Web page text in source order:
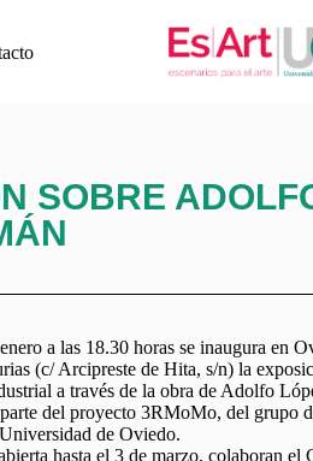
SOBRE
a las 18.30 horas se inaugura en
(c/ Arcipreste de Hita, s/n) la
a través de la obra de Adolfo
del proyecto 3RMoMo, del grupo
de Oviedo.
hasta el 3 de marzo, colaboran el